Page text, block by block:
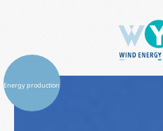
Energy production